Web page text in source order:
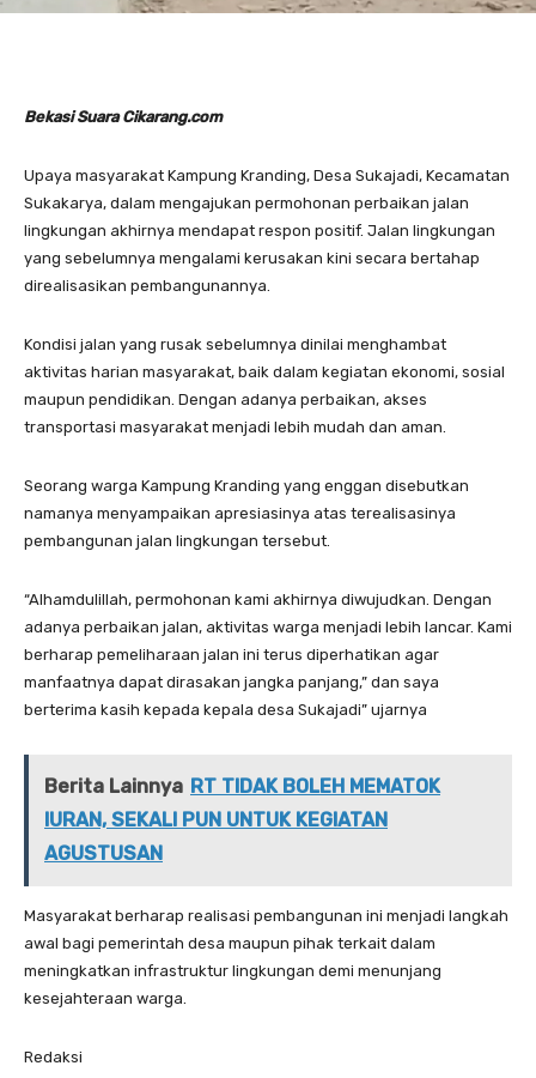
Bekasi Suara Cikarang.com
Upaya masyarakat Kampung Kranding, Desa Sukajadi, Kecamatan
Sukakarya, dalam mengajukan permohonan perbaikan jalan
lingkungan akhirnya mendapat respon positif. Jalan lingkungan
yang sebelumnya mengalami kerusakan kini secara bertahap
direalisasikan pembangunannya.
Kondisi jalan yang rusak sebelumnya dinilai menghambat
aktivitas harian masyarakat, baik dalam kegiatan ekonomi, sosial
maupun pendidikan. Dengan adanya perbaikan, akses
transportasi masyarakat menjadi lebih mudah dan aman.
Seorang warga Kampung Kranding yang enggan disebutkan
namanya menyampaikan apresiasinya atas terealisasinya
pembangunan jalan lingkungan tersebut.
“Alhamdulillah, permohonan kami akhirnya diwujudkan. Dengan
adanya perbaikan jalan, aktivitas warga menjadi lebih lancar. Kami
berharap pemeliharaan jalan ini terus diperhatikan agar
manfaatnya dapat dirasakan jangka panjang,” dan saya
berterima kasih kepada kepala desa Sukajadi” ujarnya
Berita Lainnya RT TIDAK BOLEH MEMATOK
IURAN, SEKALI PUN UNTUK KEGIATAN
AGUSTUSAN
Masyarakat berharap realisasi pembangunan ini menjadi langkah
awal bagi pemerintah desa maupun pihak terkait dalam
meningkatkan infrastruktur lingkungan demi menunjang
kesejahteraan warga.
Redaksi